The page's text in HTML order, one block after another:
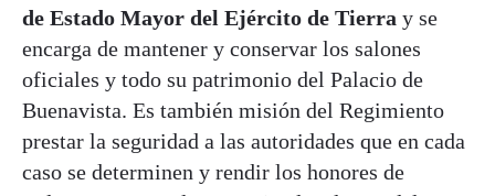
de Estado Mayor del Ejército de Tierra y se
encarga de mantener y conservar los salones
oficiales y todo su patrimonio del Palacio de
Buenavista. Es también misión del Regimiento
prestar la seguridad a las autoridades que en cada
caso se determinen y rendir los honores de